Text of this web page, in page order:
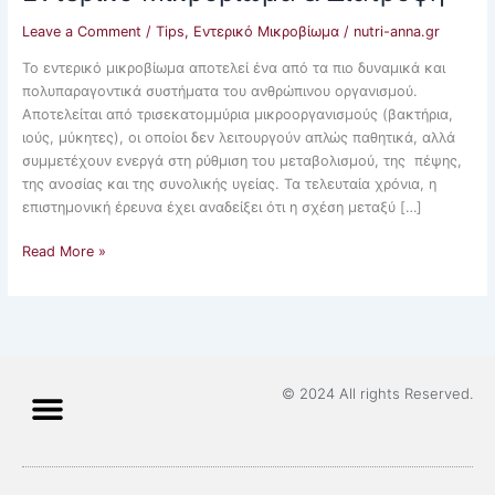
Leave a Comment / Tips, Εντερικό Μικροβίωμα/ nutri-anna.gr
Το εντερικό μικροβίωμα αποτελεί ένα από τα πιο δυναμικά και
πολυπαραγοντικά συστήματα του ανθρώπινου οργανισμού.
Αποτελείται από τρισεκατομμύρια μικροοργανισμούς (βακτήρια,
ιούς, μύκητες), οι οποίοι δεν λειτουργούν απλώς παθητικά, αλλά
συμμετέχουν ενεργά στη ρύθμιση του μεταβολισμού, της πέψης,
της ανοσίας και της συνολικής υγείας. Τα τελευταία χρόνια, η
επιστημονική έρευνα έχει αναδείξει ότι η σχέση μεταξύ […]
Read More »
© 2024 All rights Reserved.